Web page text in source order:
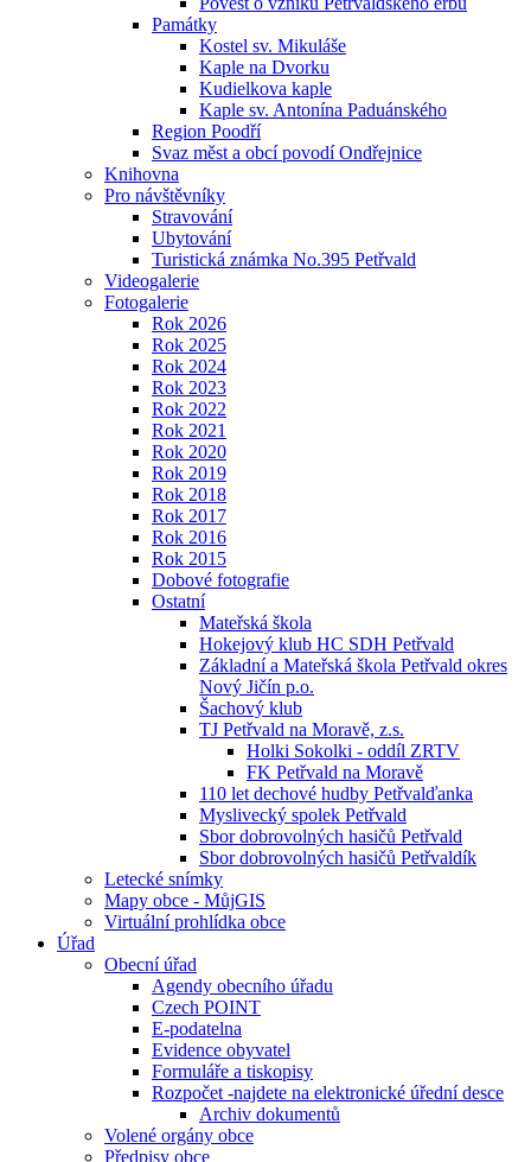
Památky
Kostel sv. Mikuláše
Kaple na Dvorku
Kudielkova kaple
Kaple sv. Antonína Paduánského
Region Poodří
Svaz měst a obcí povodí Ondřejnice
Knihovna
Pro návštěvníky
Stravování
Ubytování
Turistická známka No.395 Petřvald
Videogalerie
Fotogalerie
Rok 2026
Rok 2025
Rok 2024
Rok 2023
Rok 2022
Rok 2021
Rok 2020
Rok 2019
Rok 2018
Rok 2017
Rok 2016
Rok 2015
Dobové fotografie
Ostatní
Mateřská škola
Hokejový klub HC SDH Petřvald
Základní a Mateřská škola Petřvald okres
Nový Jičín p.o.
Šachový klub
TJ Petřvald na Moravě, z.s.
Holki Sokolki - oddíl ZRTV
FK Petřvald na Moravě
110 let dechové hudby Petřvalďanka
Myslivecký spolek Petřvald
Sbor dobrovolných hasičů Petřvald
Sbor dobrovolných hasičů Petřvaldík
Letecké snímky
Mapy obce - MůjGIS
Virtuální prohlídka obce
Úřad
Obecní úřad
Agendy obecního úřadu
Czech POINT
E-podatelna
Evidence obyvatel
Formuláře a tiskopisy
Rozpočet -najdete na elektronické úřední desce
Archiv dokumentů
Volené orgány obce
Předpisy obce